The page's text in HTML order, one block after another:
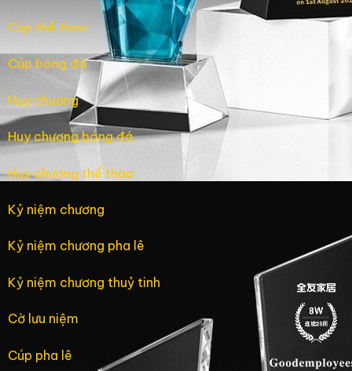
Cúp thể thao
Cúp bóng đá
Huy chương
Huy chương bóng đá
Huy chương thể thao
Kỷ niệm chương
Kỷ niệm chương pha lê
Kỷ niệm chương thuỷ tinh
Cờ lưu niệm
Cúp pha lê